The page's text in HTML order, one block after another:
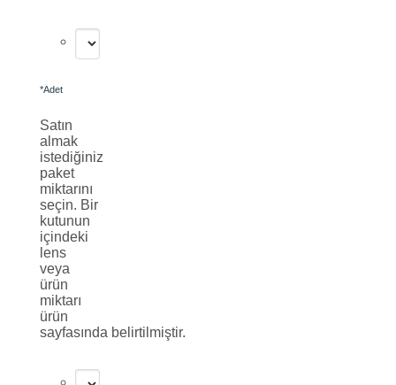
*Adet
Satın
almak
istediğiniz
paket
miktarını
seçin. Bir
kutunun
içindeki
lens
veya
ürün
miktarı
ürün
sayfasında belirtilmiştir.